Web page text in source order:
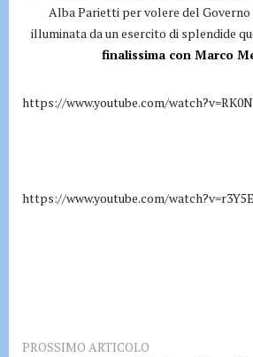
Alba Parietti per volere del
illuminata da un esercito di splendide
finalissima con Marco
https://www.youtube.com/
https://www.youtube.com/
PROSSIMO ARTICOLO